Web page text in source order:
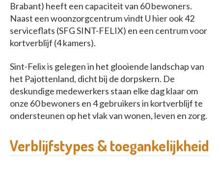
Brabant) heeft een capaciteit van 60 bewoners.
Naast een woonzorgcentrum vindt U hier ook 42
serviceflats (SFG SINT-FELIX) en een centrum voor
kortverblijf (4 kamers).
Sint-Felix is gelegen in het glooiende landschap van
het Pajottenland, dicht bij de dorpskern. De
deskundige medewerkers staan elke dag klaar om
onze 60 bewoners en 4 gebruikers in kortverblijf te
ondersteunen op het vlak van wonen, leven en zorg.
Verblijfstypes & toegankelijkheid